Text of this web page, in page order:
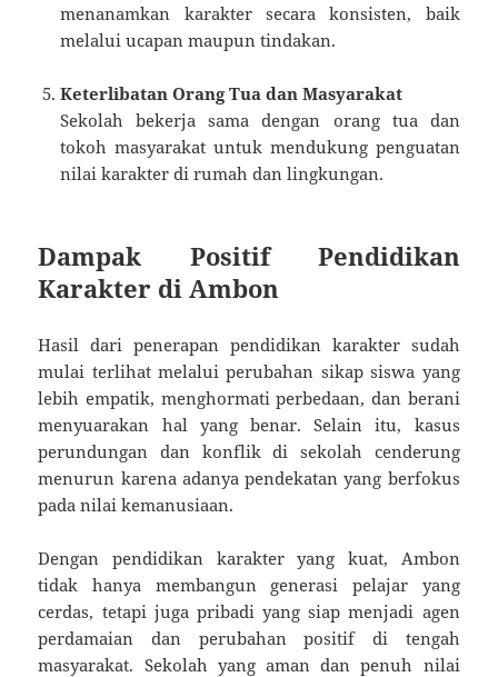
menanamkan karakter secara konsisten, baik
melalui ucapan maupun tindakan.
Keterlibatan Orang Tua dan Masyarakat
Sekolah bekerja sama dengan orang tua dan
tokoh masyarakat untuk mendukung penguatan
nilai karakter di rumah dan lingkungan.
Dampak Positif Pendidikan
Karakter di Ambon
Hasil dari penerapan pendidikan karakter sudah
mulai terlihat melalui perubahan sikap siswa yang
lebih empatik, menghormati perbedaan, dan berani
menyuarakan hal yang benar. Selain itu, kasus
perundungan dan konflik di sekolah cenderung
menurun karena adanya pendekatan yang berfokus
pada nilai kemanusiaan.
Dengan pendidikan karakter yang kuat, Ambon
tidak hanya membangun generasi pelajar yang
cerdas, tetapi juga pribadi yang siap menjadi agen
perdamaian dan perubahan positif di tengah
masyarakat. Sekolah yang aman dan penuh nilai